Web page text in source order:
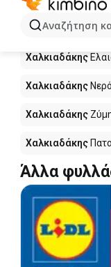
Αναζήτηση
Άλλα
Χαλκιαδάκης
Χαλκιαδάκης Νερό
Χαλκιαδάκης
Χαλκιαδάκης
Άλλα